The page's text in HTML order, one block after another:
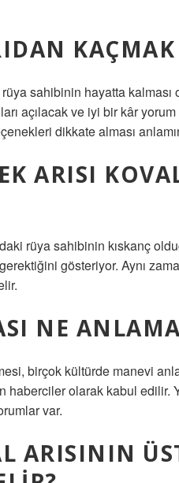
sahibinin hayatta
açılacak ve iyi bir kâr
dikkate alması
ARISI
rüya sahibinin kıskanç
gösteriyor. Aynı
NE
birçok kültürde manevi
haberciler olarak kabul edilir.
var.
ARISININ